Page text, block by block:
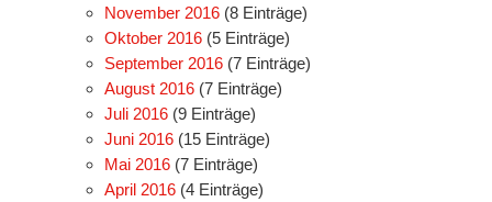
November 2016 (8 Einträge)
Oktober 2016 (5 Einträge)
September 2016 (7 Einträge)
August 2016 (7 Einträge)
Juli 2016 (9 Einträge)
Juni 2016 (15 Einträge)
Mai 2016 (7 Einträge)
April 2016 (4 Einträge)